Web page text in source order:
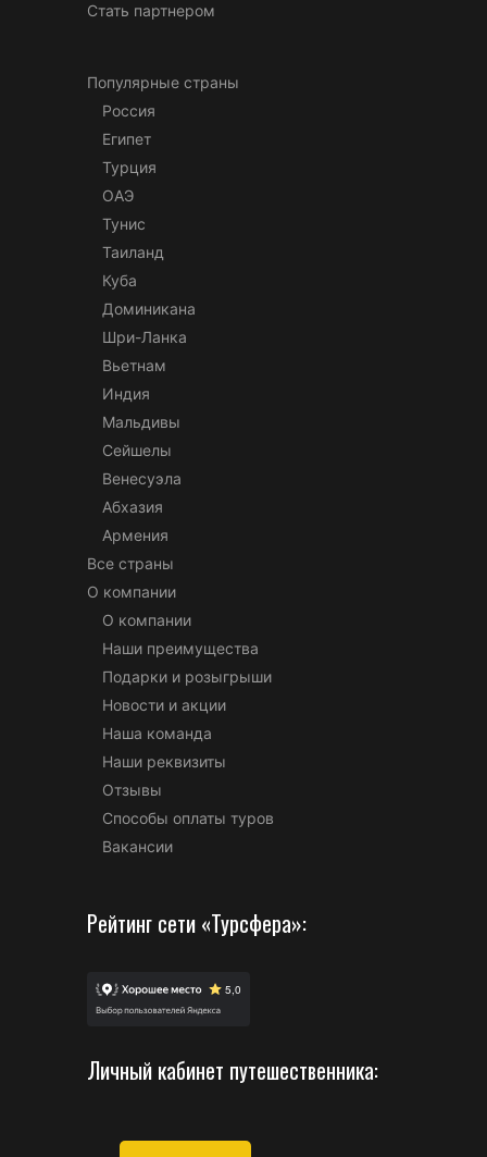
Стать партнером
Популярные страны
Россия
Египет
Турция
ОАЭ
Тунис
Таиланд
Куба
Доминикана
Шри-Ланка
Вьетнам
Индия
Мальдивы
Сейшелы
Венесуэла
Абхазия
Армения
Все страны
О компании
О компании
Наши преимущества
Подарки и розыгрыши
Новости и акции
Наша команда
Наши реквизиты
Отзывы
Способы оплаты туров
Вакансии
Рейтинг сети «Турсфера»:
Личный кабинет путешественника: